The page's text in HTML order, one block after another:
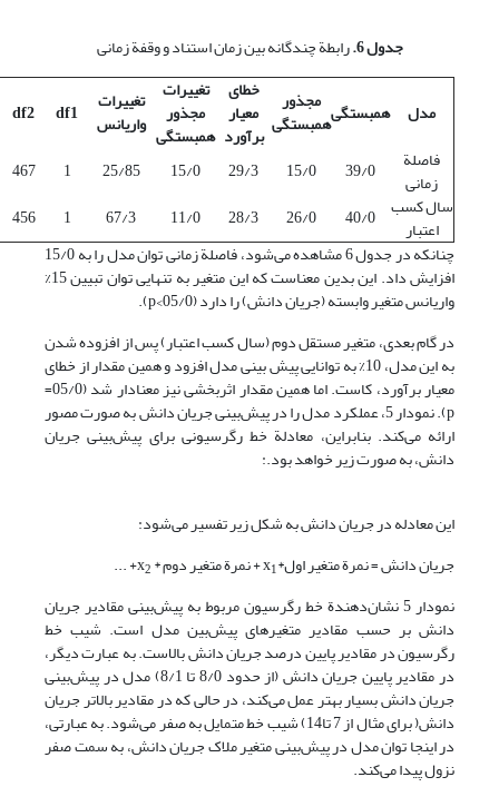
جدول 6. رابطة چندگانه بین زمان استناد و وقفة زمانی
مدل همبستگی مجذور
همبستگی
خطای
معیار
برآورد
تغییرات
مجذور
همبستگی
تغییرات
واریانس df1
df2
فاصلة
زمانی 39/0
15/0
29/3
15/0
25/85
1
467
سال کسب
اعتبار 40/0
26/0
28/3
11/0
67/3
1
456
چنانکه در جدول 6 مشاهده می‌شود، فاصلة زمانی توان مدل را به 15/0
افزایش داد. این بدین معناست که این متغیر به تنهایی توان تبیین 15%
واریانس متغیر وابسته (جریان دانش) را دارد (05/0>p).
در گام بعدی، متغیر مستقل دوم (سال کسب اعتبار) پس از افزوده شدن
به این مدل، 10% به توانایی پیش بینی مدل افزود و همین مقدار از خطای
معیار برآورد، کاست. اما همین مقدار اثربخشی نیز معنادار شد (05/0=
p). نمودار 5، عملکرد مدل را در پیش‌بینی جریان دانش به صورت مصور
ارائه می‌کند. بنابراین، معادلة خط رگرسیونی برای پیش‌بینی جریان
دانش، به صورت زیر خواهد بود.:
این معادله در جریان دانش به شکل زیر تفسیر می‌شود:
جریان دانش = نمرة متغیر اول*x1 + نمرة متغیر دوم * x 2
+ ...
نمودار 5 نشان‌دهندة خط رگرسیون مربوط به پیش‌بینی مقادیر جریان
دانش بر حسب مقادیر متغیرهای پیش‌بین مدل است. شیب خط
رگرسیون در مقادیر پایین درصد جریان دانش بالاست. به عبارت دیگر،
در مقادیر پایین جریان دانش (از حدود 8/0 تا 8/1) مدل در پیش‌بینی
جریان دانش بسیار بهتر عمل می‌کند، در حالی که در مقادیر بالاتر جریان
دانش( برای مثال از 7 تا14) شیب خط متمایل به صفر می‌شود. به عبارتی،
در اینجا توان مدل در پیش‌بینی متغیر ملاک جریان دانش، به سمت صفر
نزول پیدا می‌کند.